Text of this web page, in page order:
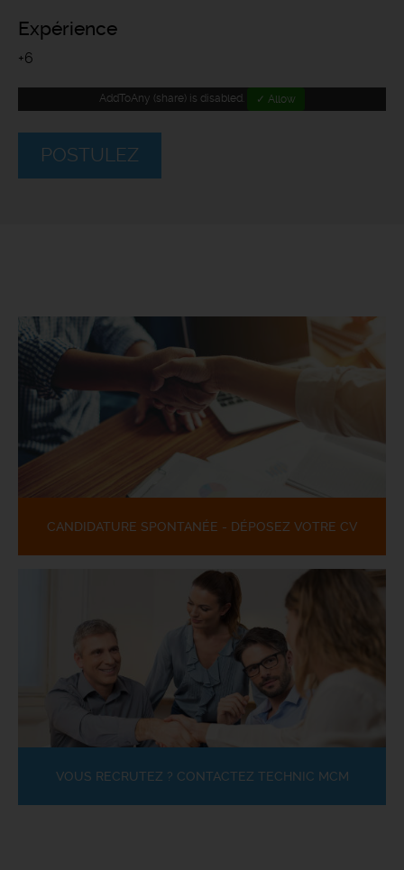
Expérience
+6
AddToAny (share) is disabled. ✓ Allow
POSTULEZ
CANDIDATURE SPONTANÉE - DÉPOSEZ VOTRE CV
VOUS RECRUTEZ ? CONTACTEZ TECHNIC MCM